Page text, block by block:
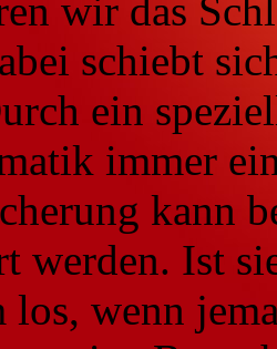
wir das
schiebt
ein
immer
kann
werden. Ist
wenn